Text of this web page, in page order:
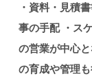
・資料・見積
事の手配 ・ス
の営業が中心と
の育成や管理も